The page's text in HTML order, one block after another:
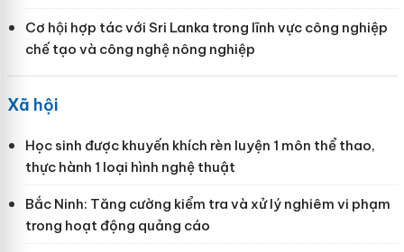
Cơ hội hợp tác với Sri Lanka trong lĩnh vực công nghiệp
chế tạo và công nghệ nông nghiệp
Xã hội
Học sinh được khuyến khích rèn luyện 1 môn thể thao,
thực hành 1 loại hình nghệ thuật
Bắc Ninh: Tăng cường kiểm tra và xử lý nghiêm vi phạm
trong hoạt động quảng cáo